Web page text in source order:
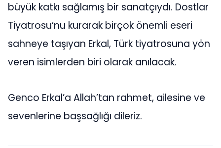
büyük katkı sağlamış bir sanatçıydı. Dostlar
Tiyatrosu’nu kurarak birçok önemli eseri
sahneye taşıyan Erkal, Türk tiyatrosuna yön
veren isimlerden biri olarak anılacak.
Genco Erkal’a Allah’tan rahmet, ailesine ve
sevenlerine başsağlığı dileriz.